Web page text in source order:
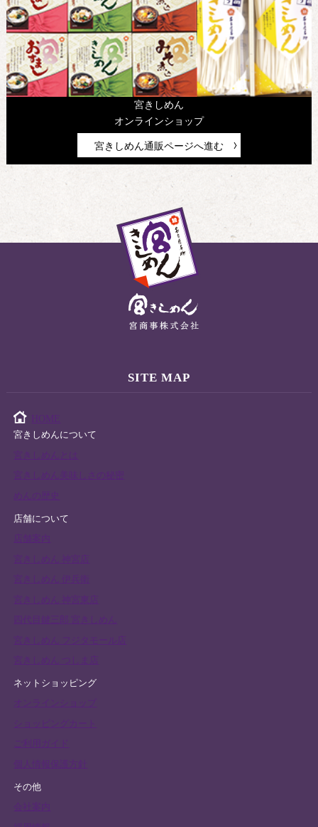
宮きしめん
オンラインショップ
宮きしめん通販ページへ進む
SITE MAP
HOME
宮きしめんについて
宮きしめん美味しさの秘密
めんの歴史
店舗について
宮きしめん 神宮店
宮きしめん 神宮東店
宮きしめん フジタモール店
ネットショッピング
個人情報保護方針
その他